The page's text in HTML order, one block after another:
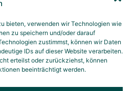
bieten, verwenden wir Technologien wie
zu speichern und/oder darauf
zustimmst, können wir Daten
IDs auf dieser Website verarbeiten.
erteilst oder zurückziehst, können
beeinträchtigt werden.